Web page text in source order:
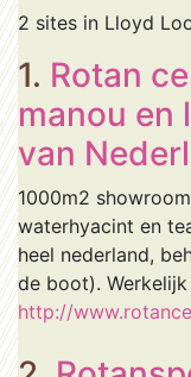
2 sites in Lloyd
1. Rotan
manou en
van
1000m2
waterhyacint en
heel nederland,
de boot).
http://